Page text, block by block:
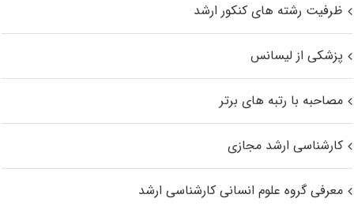
ظرفیت رشته های کنکور ارشد
پزشکی از لیسانس
مصاحبه با رتبه های برتر
کارشناسی ارشد مجازی
معرفی گروه علوم انسانی کارشناسی ارشد